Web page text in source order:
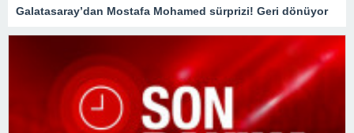
Galatasaray’dan Mostafa Mohamed sürprizi! Geri dönüyor